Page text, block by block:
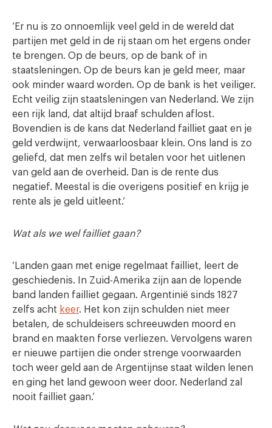
‘Er nu is zo onnoemlijk veel geld in de wereld dat
partijen met geld in de rij staan om het ergens onder
te brengen. Op de beurs, op de bank of in
staatsleningen. Op de beurs kan je geld meer, maar
ook minder waard worden. Op de bank is het veiliger.
Echt veilig zijn staatsleningen van Nederland. We zijn
een rijk land, dat altijd braaf schulden aflost.
Bovendien is de kans dat Nederland failliet gaat en je
geld verdwijnt, verwaarloosbaar klein. Ons land is zo
geliefd, dat men zelfs wil betalen voor het uitlenen
van geld aan de overheid. Dan is de rente dus
negatief. Meestal is die overigens positief en krijg je
rente als je geld uitleent.’
Wat als we wel failliet gaan?
‘Landen gaan met enige regelmaat failliet, leert de
geschiedenis. In Zuid-Amerika zijn aan de lopende
band landen failliet gegaan. Argentinië sinds 1827
zelfs acht keer. Het kon zijn schulden niet meer
betalen, de schuldeisers schreeuwden moord en
brand en maakten forse verliezen. Vervolgens waren
er nieuwe partijen die onder strenge voorwaarden
toch weer geld aan de Argentijnse staat wilden lenen
en ging het land gewoon weer door. Nederland zal
nooit failliet gaan.’